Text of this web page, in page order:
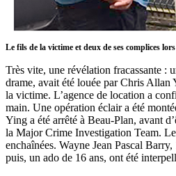
Le fils de la victime et deux de ses complices
Très vite, une révélation fracassante :
drame, avait été louée par Chris
la victime. L’agence de location a
main. Une opération éclair a été
Ying a été arrêté à Beau-Plan, avant
la Major Crime Investigation Team.
enchaînées. Wayne Jean Pascal
puis, un ado de 16 ans, ont été